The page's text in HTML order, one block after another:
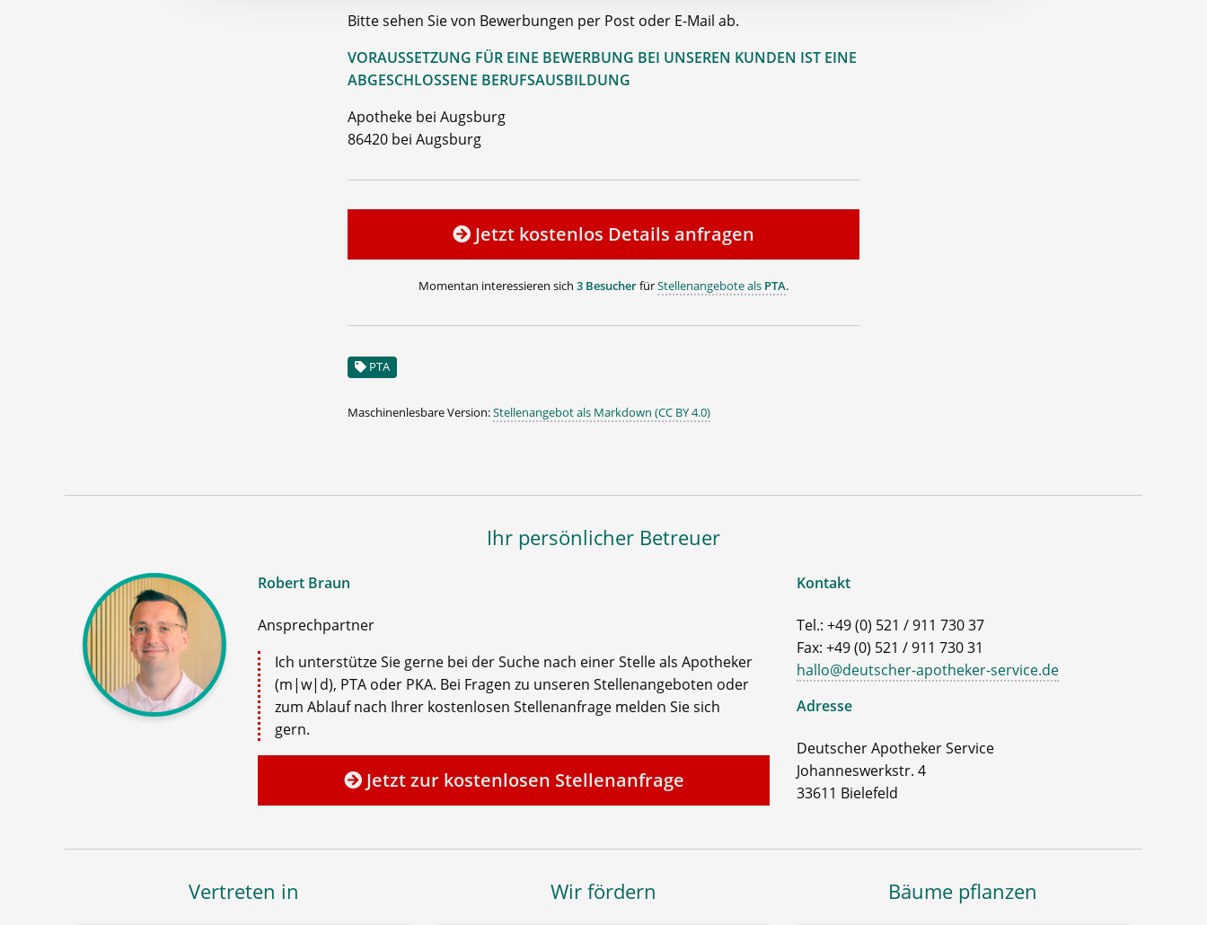
Bitte sehen Sie von Bewerbungen per Post oder E-Mail ab.
VORAUSSETZUNG FÜR EINE BEWERBUNG BEI UNSEREN KUNDEN IST EINE
ABGESCHLOSSENE BERUFSAUSBILDUNG
Apotheke bei Augsburg
86420 bei Augsburg
Jetzt kostenlos Details anfragen
Momentan interessieren sich 3 BesucherfürStellenangebote als PTA.
PTA
Maschinenlesbare Version:Stellenangebot als Markdown (CC BY 4.0)
Ihr persönlicher Betreuer
Robert Braun
Ansprechpartner
Ich unterstütze Sie gerne bei der Suche nach einer Stelle als Apotheker
(m|w|d), PTA oder PKA. Bei Fragen zu unseren Stellenangeboten oder
zum Ablauf nach Ihrer kostenlosen Stellenanfrage melden Sie sich
gern.
Jetzt zur kostenlosen Stellenanfrage
Kontakt
Tel.: +49 (0) 521 / 911 730 37
Fax: +49 (0) 521 / 911 730 31
hallo@deutscher-apotheker-service.de
Adresse
Deutscher Apotheker Service
Johanneswerkstr. 4
33611 Bielefeld
Vertreten in Wir fördern Bäume pflanzen